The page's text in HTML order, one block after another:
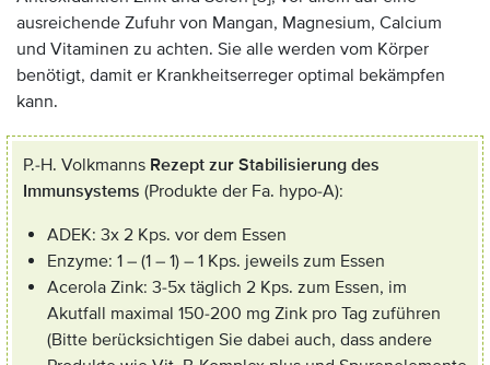
ausreichende Zufuhr von Mangan, Magnesium, Calcium
und Vitaminen zu achten. Sie alle werden vom Körper
benötigt, damit er Krankheitserreger optimal bekämpfen
kann.
P.-H. Volkmanns Rezept zur Stabilisierung des
Immunsystems (Produkte der Fa. hypo-A):
ADEK: 3x 2 Kps. vor dem Essen
Enzyme: 1 – (1 – 1) – 1 Kps. jeweils zum Essen
Acerola Zink: 3-5x täglich 2 Kps. zum Essen, im
Akutfall maximal 150-200 mg Zink pro Tag zuführen
(Bitte berücksichtigen Sie dabei auch, dass andere